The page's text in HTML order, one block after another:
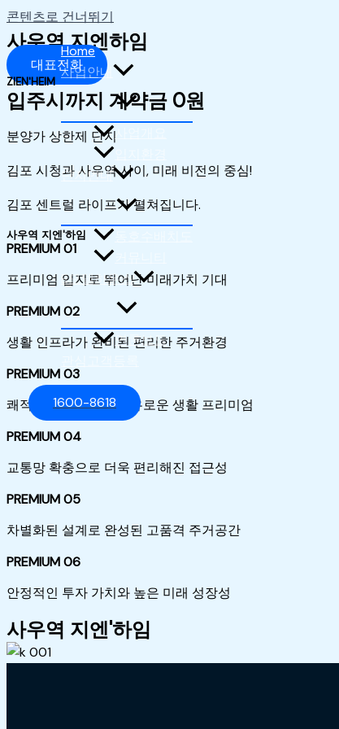
콘텐츠로 건너뛰기
Home
사업안내
사업개요
단지안내
E모델하우스
언론보도
1600-8618
사우역 지엔하임
대표전화
ZIEN'HEIM
입주시까지 계약금 0원
분양가 상한제 단지
김포 시청과 사우역 사이, 미래 비전의 중심!
김포 센트럴 라이프가 펼쳐집니다.
사우역 지엔'하임
PREMIUM 01
프리미엄 입지로 뛰어난 미래가치 기대
PREMIUM 02
생활 인프라가 완비된 편리한 주거환경
PREMIUM 03
쾌적한 자연환경과 여유로운 생활 프리미엄
PREMIUM 04
교통망 확충으로 더욱 편리해진 접근성
PREMIUM 05
차별화된 설계로 완성된 고품격 주거공간
PREMIUM 06
안정적인 투자 가치와 높은 미래 성장성
사우역 지엔'하임